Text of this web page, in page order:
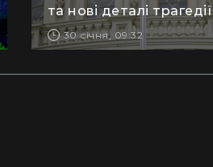
та нові деталі трагедії
30 січня, 09:32